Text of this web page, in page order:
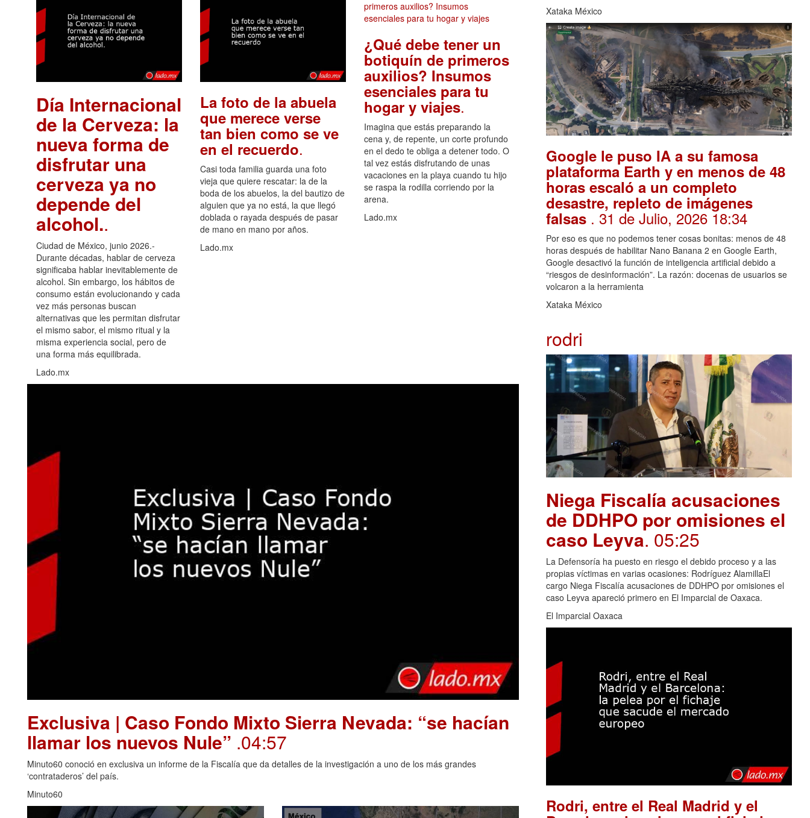
Día Internacional
de la Cerveza: la
nueva forma de
disfrutar una
cerveza ya no
depende del
alcohol..
Ciudad de México, junio 2026.-
Durante décadas, hablar de cerveza
significaba hablar inevitablemente de
alcohol. Sin embargo, los hábitos de
consumo están evolucionando y cada
vez más personas buscan
alternativas que les permitan disfrutar
el mismo sabor, el mismo ritual y la
misma experiencia social, pero de
una forma más equilibrada.
Lado.mx
La foto de la abuela
que merece verse
tan bien como se ve
en el recuerdo.
Casi toda familia guarda una foto
vieja que quiere rescatar: la de la
boda de los abuelos, la del bautizo de
alguien que ya no está, la que llegó
doblada o rayada después de pasar
de mano en mano por años.
Lado.mx
¿Qué debe tener un
botiquín de primeros
auxilios? Insumos
esenciales para tu
hogar y viajes.
Imagina que estás preparando la
cena y, de repente, un corte profundo
en el dedo te obliga a detener todo. O
tal vez estás disfrutando de unas
vacaciones en la playa cuando tu hijo
se raspa la rodilla corriendo por la
arena.
Lado.mx
Exclusiva | Caso Fondo Mixto Sierra Nevada: “se hacían
llamar los nuevos Nule” .04:57
Minuto60 conoció en exclusiva un informe de la Fiscalía que da detalles de la investigación a uno de los más grandes
‘contrataderos’ del país.
Minuto60
Xataka México
Google le puso IA a su famosa
plataforma Earth y en menos de 48
horas escaló a un completo
desastre, repleto de imágenes
falsas . 31 de Julio, 2026 18:34
Por eso es que no podemos tener cosas bonitas: menos de 48
horas después de habilitar Nano Banana 2 en Google Earth,
Google desactivó la función de inteligencia artificial debido a
“riesgos de desinformación”. La razón: docenas de usuarios se
volcaron a la herramienta
Xataka México
rodri
Niega Fiscalía acusaciones
de DDHPO por omisiones el
caso Leyva. 05:25
La Defensoría ha puesto en riesgo el debido proceso y a las
propias víctimas en varias ocasiones: Rodríguez AlamillaEl
cargo Niega Fiscalía acusaciones de DDHPO por omisiones el
caso Leyva apareció primero en El Imparcial de Oaxaca.
El Imparcial Oaxaca
Rodri, entre el Real Madrid y el